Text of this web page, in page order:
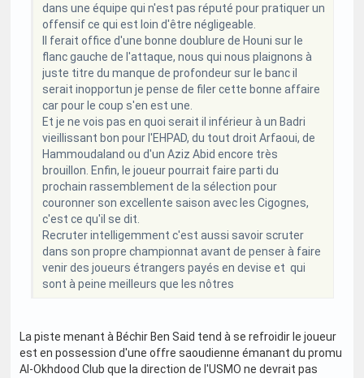
dans une équipe qui n'est pas réputé pour pratiquer un
offensif ce qui est loin d'être négligeable.
Il ferait office d'une bonne doublure de Houni sur le
flanc gauche de l'attaque, nous qui nous plaignons à
juste titre du manque de profondeur sur le banc il
serait inopportun je pense de filer cette bonne affaire
car pour le coup s'en est une.
Et je ne vois pas en quoi serait il inférieur à un Badri
vieillissant bon pour l'EHPAD, du tout droit Arfaoui, de
Hammoudaland ou d'un Aziz Abid encore très
brouillon. Enfin, le joueur pourrait faire parti du
prochain rassemblement de la sélection pour
couronner son excellente saison avec les Cigognes,
c'est ce qu'il se dit.
Recruter intelligemment c'est aussi savoir scruter
dans son propre championnat avant de penser à faire
venir des joueurs étrangers payés en devise et qui
sont à peine meilleurs que les nôtres
La piste menant à Béchir Ben Said tend à se refroidir le joueur
est en possession d'une offre saoudienne émanant du promu
Al-Okhdood Club que la direction de l'USMO ne devrait pas